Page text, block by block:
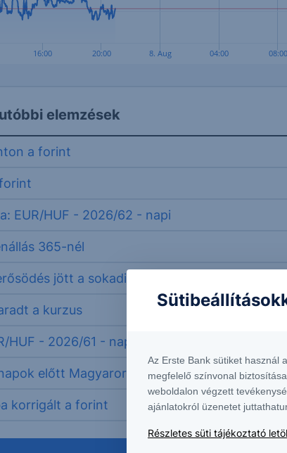
16:00 20:00 8. Aug 04:00 08:00
elemzések
a forint
EUR/HUF - 2026/62 - napi
365-nél
jött a sokadik enyhülési hullámra
a kurzus
HUF - 2026/61 - napi
előtt Magyarország
korrigált a forint
Az Erste Bank sütiket használ
megfelelő színvonal
weboldalon végzett
ajánlatokról üzenetet
Részletes süti tájékoztató